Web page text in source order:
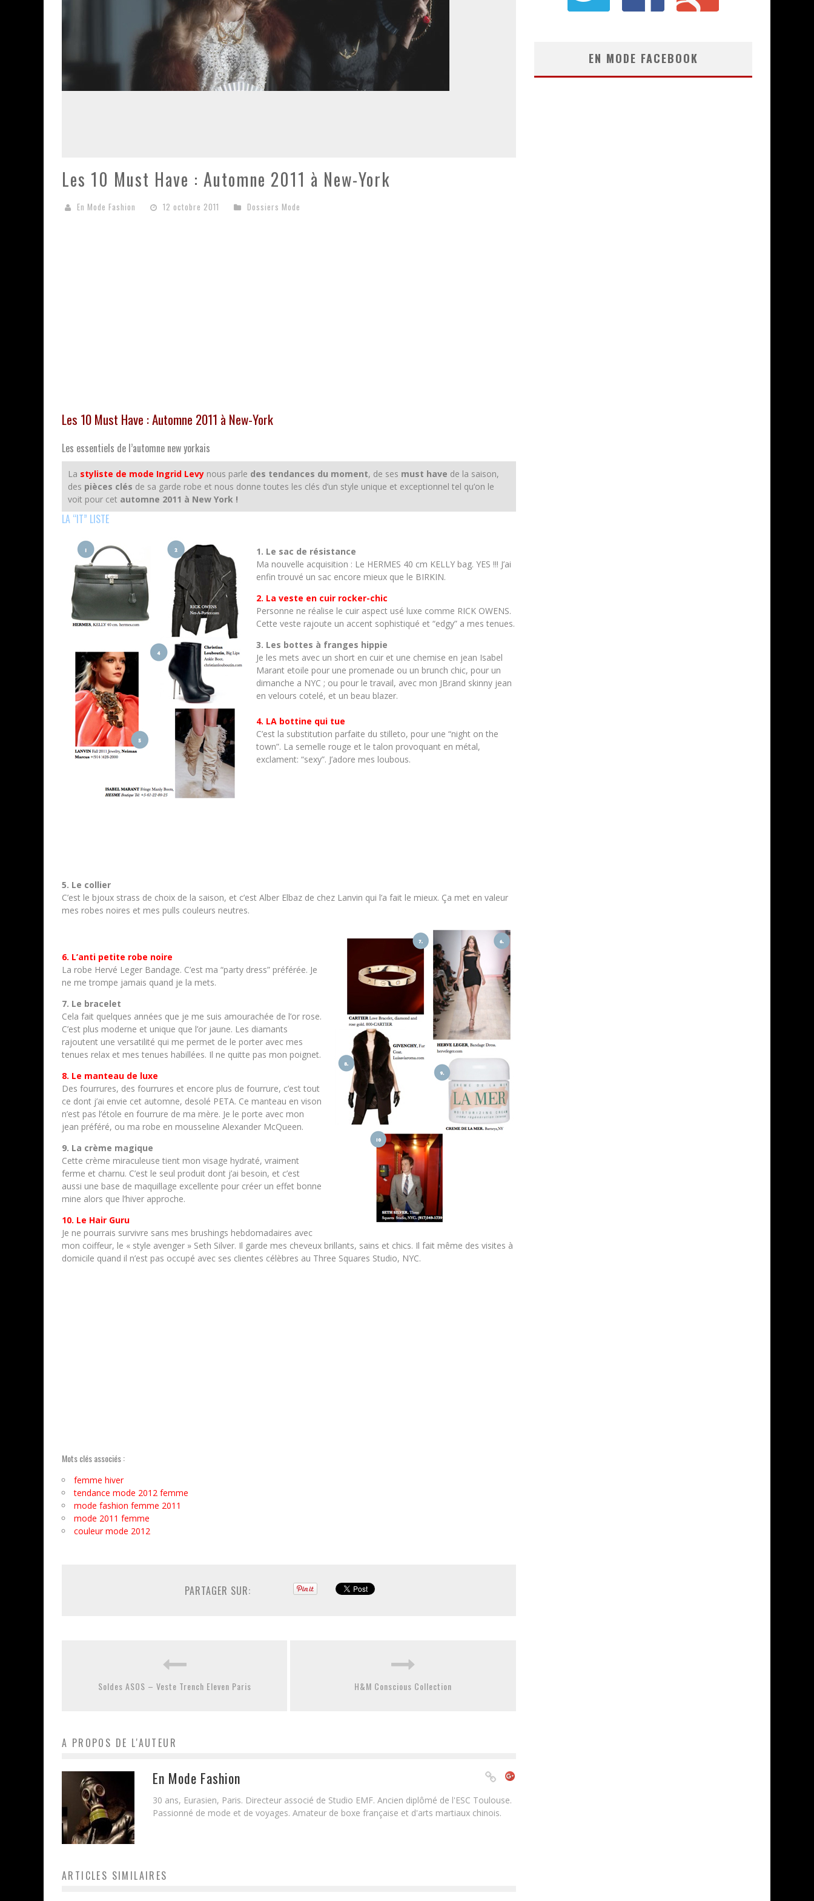
Les 10 Must Have : Automne 2011 à New-York
En Mode Fashion 12 octobre 2011 Dossiers Mode
Les 10 Must Have : Automne 2011 à New-York
Les essentiels de l’automne new yorkais
La styliste de mode Ingrid Levy nous parle des tendances du moment, de ses must have de la saison,
des pièces clés de sa garde robe et nous donne toutes les clés d’un style unique et exceptionnel tel qu’on le
voit pour cet automne 2011 à New York !
LA “IT” LISTE
1. Le sac de résistance
Ma nouvelle acquisition : Le HERMES 40 cm KELLY bag. YES !!! J’ai
enfin trouvé un sac encore mieux que le BIRKIN.
2. La veste en cuir rocker-chic
Personne ne réalise le cuir aspect usé luxe comme RICK OWENS.
Cette veste rajoute un accent sophistiqué et “edgy” a mes tenues.
3. Les bottes à franges hippie
Je les mets avec un short en cuir et une chemise en jean Isabel
Marant etoile pour une promenade ou un brunch chic, pour un
dimanche a NYC ; ou pour le travail, avec mon JBrand skinny jean
en velours cotelé, et un beau blazer.
4. LA bottine qui tue
C’est la substitution parfaite du stilleto, pour une “night on the
town”. La semelle rouge et le talon provoquant en métal,
exclament: “sexy”. J’adore mes loubous.
5. Le collier
C’est le bjoux strass de choix de la saison, et c’est Alber Elbaz de chez Lanvin qui l’a fait le mieux. Ça met en valeur
mes robes noires et mes pulls couleurs neutres.
6. L’anti petite robe noire
La robe Hervé Leger Bandage. C’est ma “party dress” préférée. Je
ne me trompe jamais quand je la mets.
7. Le bracelet
Cela fait quelques années que je me suis amourachée de l’or rose.
C’est plus moderne et unique que l’or jaune. Les diamants
rajoutent une versatilité qui me permet de le porter avec mes
tenues relax et mes tenues habillées. Il ne quitte pas mon poignet.
8. Le manteau de luxe
Des fourrures, des fourrures et encore plus de fourrure, c’est tout
ce dont j’ai envie cet automne, desolé PETA. Ce manteau en vison
n’est pas l’étole en fourrure de ma mère. Je le porte avec mon
jean préféré, ou ma robe en mousseline Alexander McQueen.
9. La crème magique
Cette crème miraculeuse tient mon visage hydraté, vraiment
ferme et charnu. C’est le seul produit dont j’ai besoin, et c’est
aussi une base de maquillage excellente pour créer un effet bonne
mine alors que l’hiver approche.
10. Le Hair Guru
Je ne pourrais survivre sans mes brushings hebdomadaires avec
mon coiffeur, le « style avenger » Seth Silver. Il garde mes cheveux brillants, sains et chics. Il fait même des visites à
domicile quand il n’est pas occupé avec ses clientes célèbres au Three Squares Studio, NYC.
Mots clés associés :
femme hiver
tendance mode 2012 femme
mode fashion femme 2011
mode 2011 femme
couleur mode 2012
PARTAGER SUR:
Soldes ASOS – Veste Trench Eleven Paris H&M Conscious Collection
A PROPOS DE L'AUTEUR
En Mode Fashion
30 ans, Eurasien, Paris. Directeur associé de Studio EMF. Ancien diplômé de l'ESC Toulouse.
Passionné de mode et de voyages. Amateur de boxe française et d'arts martiaux chinois.
ARTICLES SIMILAIRES
EN MODE FACEBOOK